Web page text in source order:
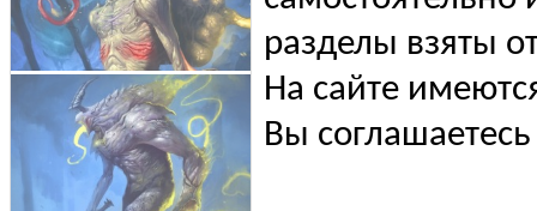
разделы взяты
На сайте
Вы